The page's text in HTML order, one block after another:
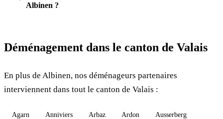
Albinen ?
Déménagement dans le canton de Valais
En plus de Albinen, nos déménageurs partenaires
interviennent dans tout le canton de Valais :
Agarn Anniviers Arbaz Ardon Ausserberg